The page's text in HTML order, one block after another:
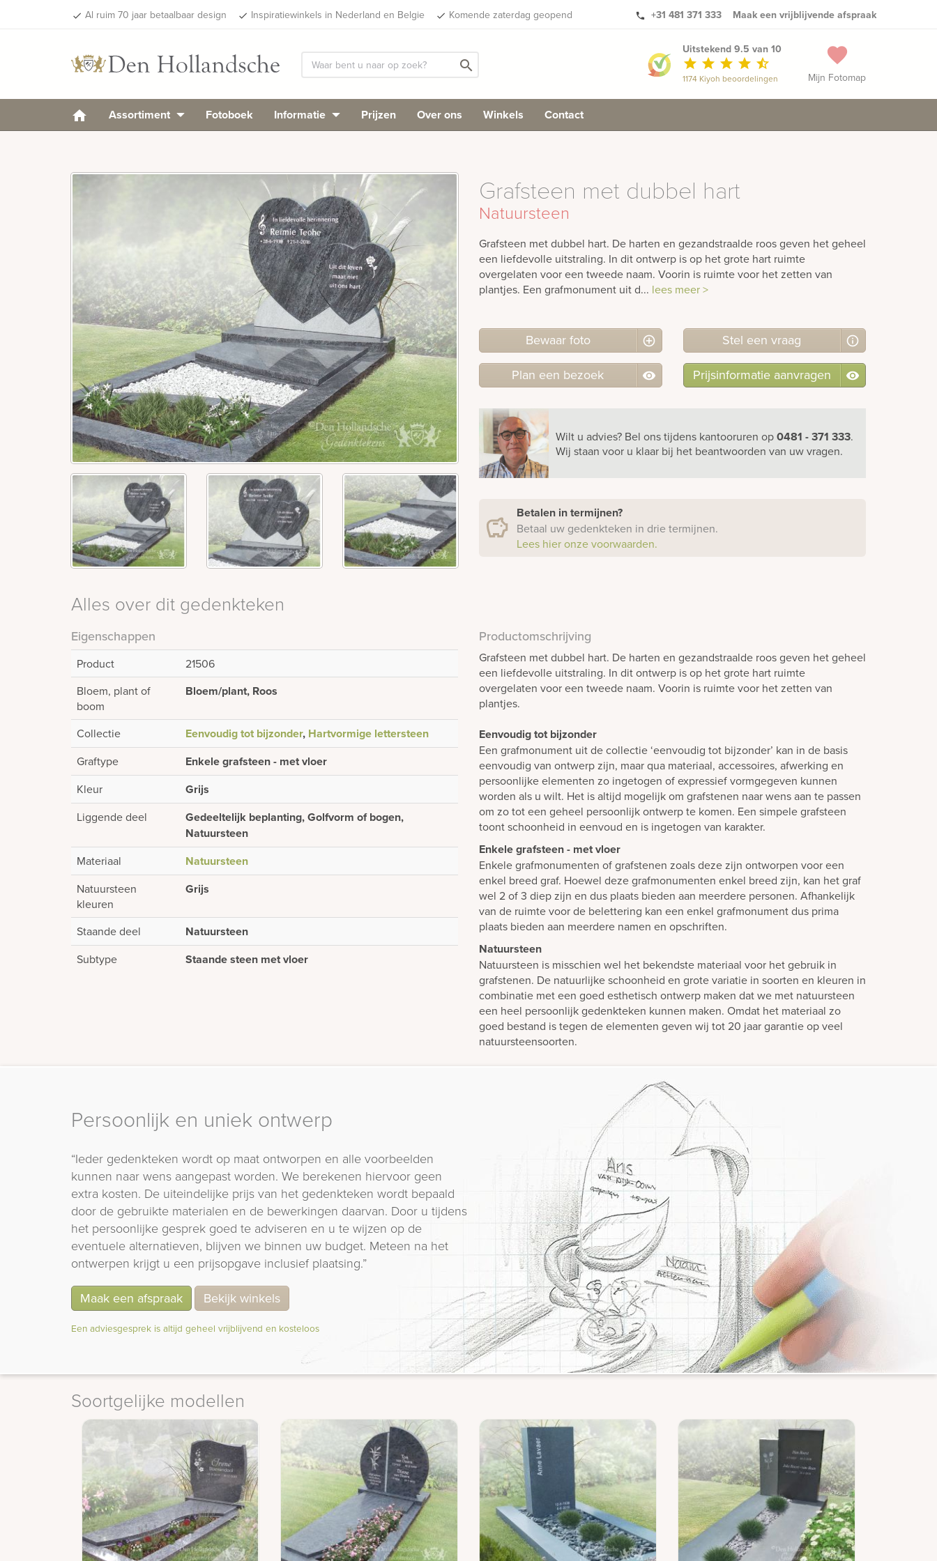
done Al ruim 70 jaar betaalbaar design done Inspiratiewinkels in Nederland en Belgie done Komende zaterdag geopend phone +31 481 371 333 Maak een vrijblijvende afspraak
search favorite
Mijn Fotomap
Uitstekend 9.5 van 10
star star star star star_half
1174 Kiyoh beoordelingen
Assortiment Fotoboek Informatie Prijzen Over ons Winkels Contact
Grafsteen met dubbel hart
Natuursteen
Grafsteen met dubbel hart. De harten en gezandstraalde roos geven het geheel
een liefdevolle uitstraling. In dit ontwerp is op het grote hart ruimte
overgelaten voor een tweede naam. Voorin is ruimte voor het zetten van
plantjes. Een grafmonument uit d... lees meer >
Bewaar foto Stel een vraag
Plan een bezoek Prijsinformatie aanvragen
Wilt u advies? Bel onstijdens kantooruren op0481 - 371 333.
Wij staan voor u klaar bij het beantwoorden van uw vragen.
Betalen in termijnen?
Betaal uw gedenkteken in drie termijnen.
Lees hier onze voorwaarden.
Alles over dit gedenkteken
Eigenschappen
Product
21506
Bloem, plant of
boom
Bloem/plant, Roos
Collectie Eenvoudig tot bijzonder, Hartvormige lettersteen
Graftype Enkele grafsteen - met vloer
Kleur Grijs
Liggende deel
Gedeeltelijk beplanting, Golfvorm of bogen,
Natuursteen
Materiaal Natuursteen
Natuursteen
kleuren
Grijs
Staande deel Natuursteen
Subtype Staande steen met vloer
Productomschrijving
Grafsteen met dubbel hart. De harten en gezandstraalde roos geven het geheel
een liefdevolle uitstraling. In dit ontwerp is op het grote hart ruimte
overgelaten voor een tweede naam. Voorin is ruimte voor het zetten van
plantjes.
Eenvoudig tot bijzonder
Een grafmonument uit de collectie ‘eenvoudig tot bijzonder’ kan in de basis
eenvoudig van ontwerp zijn, maar qua materiaal, accessoires, afwerking en
persoonlijke elementen zo ingetogen of expressief vormgegeven kunnen
worden als u wilt. Het is altijd mogelijk om grafstenen naar wens aan te passen
om zo tot een geheel persoonlijk ontwerp te komen. Een simpele grafsteen
toont schoonheid in eenvoud en is ingetogen van karakter.
Enkele grafsteen - met vloer
Enkele grafmonumenten of grafstenen zoals deze zijn ontworpen voor een
enkel breed graf. Hoewel deze grafmonumenten enkel breed zijn, kan het graf
wel 2 of 3 diep zijn en dus plaats bieden aan meerdere personen. Afhankelijk
van de ruimte voor de belettering kan een enkel grafmonument dus prima
plaats bieden aan meerdere namen en opschriften.
Natuursteen
Natuursteen is misschien wel het bekendste materiaal voor het gebruik in
grafstenen. De natuurlijke schoonheid en grote variatie in soorten en kleuren in
combinatie met een goed esthetisch ontwerp maken dat we met natuursteen
een heel persoonlijk gedenkteken kunnen maken. Omdat het materiaal zo
goed bestand is tegen de elementen geven wij tot 20 jaar garantie op veel
natuursteensoorten.
Persoonlijk en uniek ontwerp
“Ieder gedenkteken wordt op maat ontworpen en alle voorbeelden
kunnen naar wens aangepast worden. We berekenen hiervoor geen
extra kosten. De uiteindelijke prijs van het gedenkteken wordt bepaald
door de gebruikte materialen en de bewerkingen daarvan. Door u tijdens
het persoonlijke gesprek goed te adviseren en u te wijzen op de
eventuele alternatieven, blijven we binnen uw budget. Meteen na het
ontwerpen krijgt u een prijsopgave inclusief plaatsing.”
Maak een afspraak Bekijk winkels
Een adviesgesprek is altijd geheel vrijblijvend en kosteloos
Soortgelijke modellen